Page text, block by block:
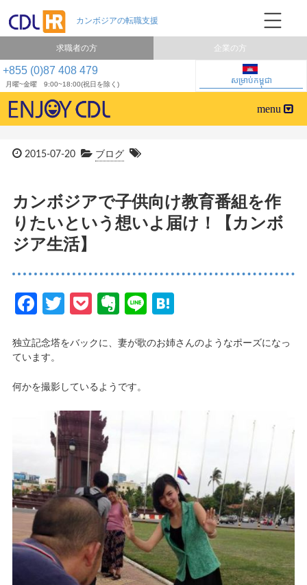
+855 (0)87 408 479
月曜~金曜 9:00~18:00(祝日を除く) សម្រាប់កម្ពុជា
求職者の方 企業の方
2015-07-20 ブログ
カンボジアで子供向け教育番組を作
りたいという想いよ届け！【カンボ
ジア生活】
Facebook
Twitter
PocketEvernote
Line
独立記念塔をバックに、妻が歌のお姉さんのようなポーズになっ
ています。
何かを撮影しているようです。